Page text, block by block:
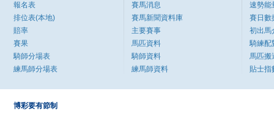
報名表
排位表(本地)
賠率
賽果
騎師分場表
練馬師分場表
賽馬消息
賽馬新聞資料庫
主要賽事
馬匹資料
騎師資料
練馬師資料
速勢能
賽日數
初出馬
騎練配
馬匹搬
貼士指
博彩要有節制